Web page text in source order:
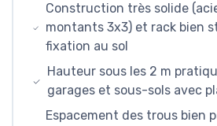
Construction très solide
montants 3x3) et rack bien
fixation au sol
Hauteur sous les 2 m
garages et sous-sols avec
Espacement des trous bien